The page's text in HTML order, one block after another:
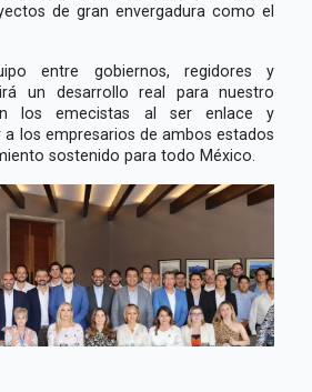
de gran envergadura como el
entre gobiernos, regidores y
un desarrollo real para nuestro
los emecistas al ser enlace y
a los empresarios de ambos estados
sostenido para todo México.